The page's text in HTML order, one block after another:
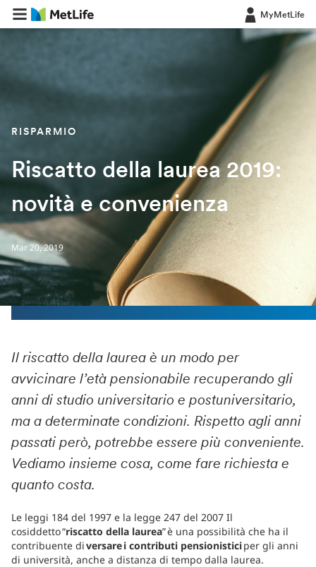
MyMetLife
RISPARMIO
Riscatto della laurea 2019:
novità e convenienza
Mar 20, 2019
Il riscatto della laurea è un modo per
avvicinare l’età pensionabile recuperando gli
anni di studio universitario e postuniversitario,
ma a determinate condizioni. Rispetto agli anni
passati però, potrebbe essere più conveniente.
Vediamo insieme cosa, come fare richiesta e
quanto costa.
Le leggi 184 del 1997 e la legge 247 del 2007 Il
cosiddetto “riscatto della laurea” è una possibilità che ha il
contribuente diversare i contributi pensionisticiper gli anni
di università, anche a distanza di tempo dalla laurea.